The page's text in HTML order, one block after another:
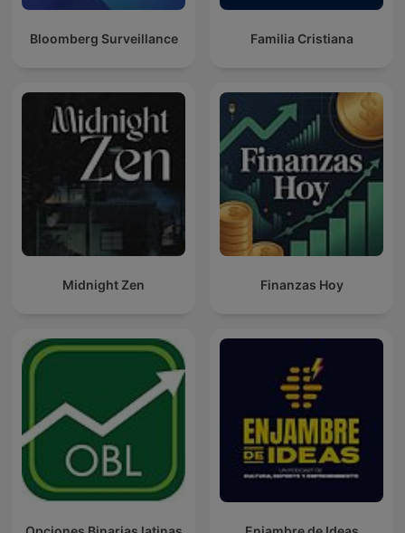
Bloomberg Surveillance Familia Cristiana
Midnight Zen Finanzas Hoy